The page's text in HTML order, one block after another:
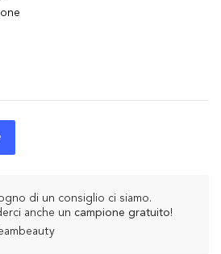
di un consiglio ci siamo.
anche un campione gratuito!